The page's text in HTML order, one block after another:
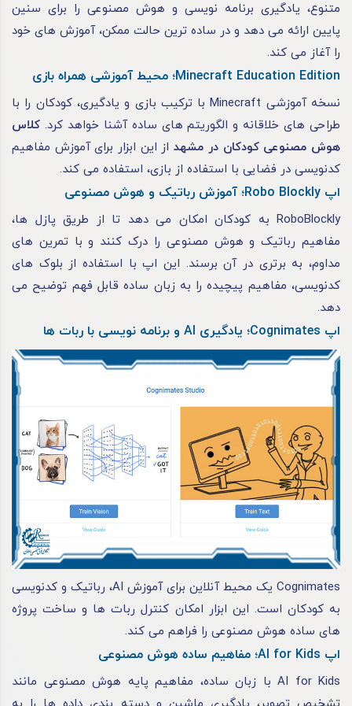
متنوع، یادگیری برنامه نویسی و هوش مصنوعی را برای سنین
پایین ارائه می دهد و در ساده ترین حالت ممکن، آموزش های خود
را آغاز می کند.
Minecraft Education Edition؛ محیط آموزشی همراه بازی
نسخه آموزشی Minecraft با ترکیب بازی و یادگیری، کودکان را با
طراحی های خلاقانه و الگوریتم های ساده آشنا خواهد کرد. کلاس
هوش مصنوعی کودکان در مشهداز این ابزار برای آموزش مفاهیم
کدنویسی در فضایی با استفاده از بازی، استفاده می کند.
اپ Robo Blockly؛ آموزش رباتیک و هوش مصنوعی
RoboBlockly به کودکان امکان می دهد تا از طریق پازل ها،
مفاهیم رباتیک و هوش مصنوعی را درک کنند و با تمرین های
مداوم، به برتری در آن برسند. این اپ با استفاده از بلوک های
کدنویسی، مفاهیم پیچیده را به زبان ساده قابل فهم توضیح می
دهد.
اپ Cognimates؛ یادگیری AI و برنامه نویسی با ربات ها
Cognimates یک محیط آنلاین برای آموزش AI، رباتیک و کدنویسی
به کودکان است. این ابزار امکان کنترل ربات ها و ساخت پروژه
های ساده هوش مصنوعی را فراهم می کند.
اپ AI for Kids؛ مفاهیم ساده هوش مصنوعی
AI for Kids با زبان ساده، مفاهیم پایه هوش مصنوعی مانند